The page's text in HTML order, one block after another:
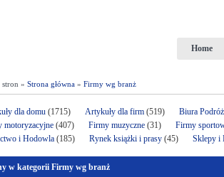
Home
» Strona główna » Firmy wg branż
dla domu (1715) Artykuły dla firm (519)
Biura
motoryzacyjne (407) Firmy muzyczne (31)
Firmy
i Hodowla (185) Rynek książki i prasy (45) Sklepy i
w kategorii Firmy wg branż